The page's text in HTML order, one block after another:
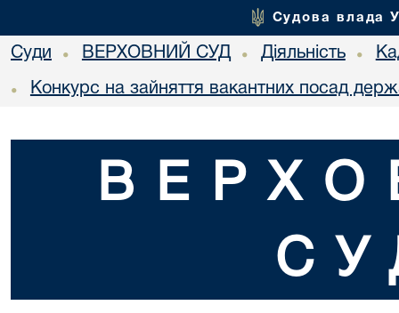
Судова влада
Суди • ВЕРХОВНИЙ СУД • Діяльність •
• Конкурс на зайняття вакантних посад